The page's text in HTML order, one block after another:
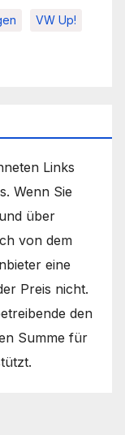
VW Up!
Links
Wenn Sie
über
von dem
eine
Preis nicht.
den
Summe für